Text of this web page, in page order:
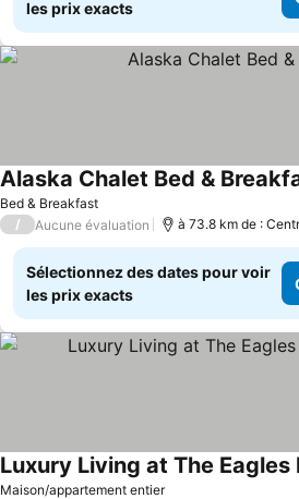
les prix exacts
Bed & Breakfast
Alaska Chalet Bed &
/ Aucune évaluation à 73.8 km de :
Sélectionnez des dates pour voir
les prix exacts
Maison/appartement entier
Luxury Living at The Eagles